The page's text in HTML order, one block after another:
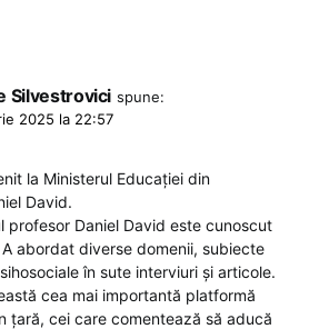
Silvestrovici spune:
2025 la 22:57
la Ministerul Educației din
David.
profesor Daniel David este cunoscut
abordat diverse domenii, subiecte
în sute interviuri și articole.
cea mai importantă platformă
țară, cei care comentează să aducă